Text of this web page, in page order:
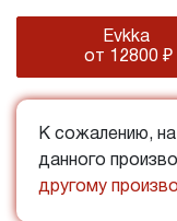
Evkka
от 12800 ₽
К сожалению,
данного
другому